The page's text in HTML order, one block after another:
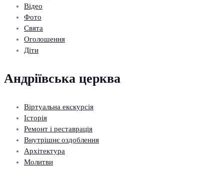
Відео
Фото
Свята
Оголошення
Діти
Андріївська церква
Віртуальна екскурсія
Історія
Ремонт і реставрація
Внутрішнє оздоблення
Архітектура
Молитви